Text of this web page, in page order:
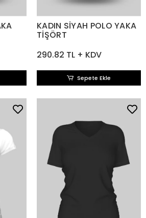
KADIN SİYAH POLO YAKA
TİŞÖRT
290.82 TL + KDV
Sepete Ekle